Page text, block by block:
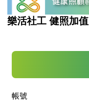
容
區
樂活社工 健照加值
帳號